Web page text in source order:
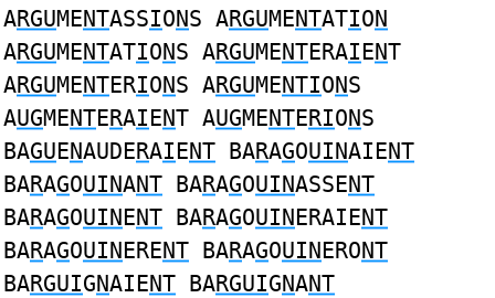
ARGUMENTASSIONS ARGUMENTATION
ARGUMENTATIONS ARGUMENTERAIENT
ARGUMENTERIONS ARGUMENTIONS
AUGMENTERAIENT AUGMENTERIONS
BAGUENAUDERAIENT BARAGOUINAIENT
BARAGOUINANT BARAGOUINASSENT
BARAGOUINENT BARAGOUINERAIENT
BARAGOUINERENT BARAGOUINERONT
BARGUIGNAIENT BARGUIGNANT